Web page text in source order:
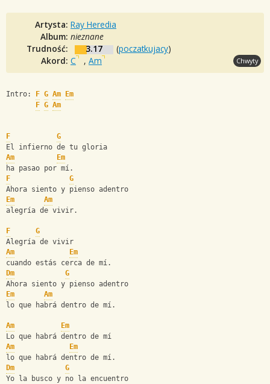
Artysta: Ray Heredia
Album: nieznane
Trudność:
3.17 (poczatkujacy)
Akord: C , Am Chwyty
Intro: F G Am
Em
F G Am
F
G
El infierno de tu gloria
Am
Em
ha pasao por mí.
F
G
Ahora siento y pienso adentro
Em
Am
alegría de vivir.
F
G
Alegría de vivir
Am
Em
cuando estás cerca de mí.
Dm
G
Ahora siento y pienso adentro
Em
Am
lo que habrá dentro de mí.
Am
Em
Lo que habrá dentro de mí
Am
Em
lo que habrá dentro de mí.
Dm
G
Yo la busco y no la encuentro